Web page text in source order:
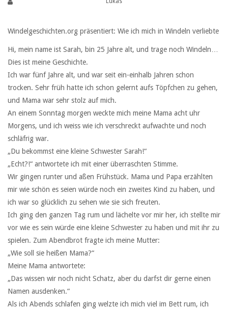
Windelgeschichten.org präsentiert: Wie ich mich in Windeln verliebte
Hi, mein name ist Sarah, bin 25 Jahre alt, und trage noch Windeln…
Dies ist meine Geschichte.
Ich war fünf Jahre alt, und war seit ein-einhalb Jahren schon
trocken. Sehr früh hatte ich schon gelernt aufs Töpfchen zu gehen,
und Mama war sehr stolz auf mich.
An einem Sonntag morgen weckte mich meine Mama acht uhr
Morgens, und ich weiss wie ich verschreckt aufwachte und noch
schläfrig war.
„Du bekommst eine kleine Schwester Sarah!“
„Echt?!“ antwortete ich mit einer überraschten Stimme.
Wir gingen runter und aßen Frühstück. Mama und Papa erzählten
mir wie schön es seien würde noch ein zweites Kind zu haben, und
ich war so glücklich zu sehen wie sie sich freuten.
Ich ging den ganzen Tag rum und lächelte vor mir her, ich stellte mir
vor wie es sein würde eine kleine Schwester zu haben und mit ihr zu
spielen. Zum Abendbrot fragte ich meine Mutter:
„Wie soll sie heißen Mama?“
Meine Mama antwortete:
„Das wissen wir noch nicht Schatz, aber du darfst dir gerne einen
Namen ausdenken.“
Als ich Abends schlafen ging welzte ich mich viel im Bett rum, ich